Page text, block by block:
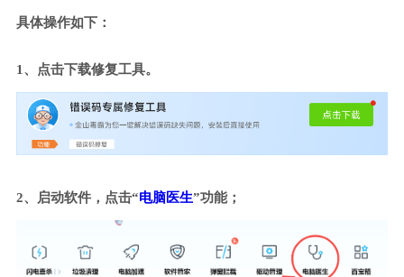
具体操作如下：
1、点击下载修复工具。
2、启动软件，点击“电脑医生”功能；